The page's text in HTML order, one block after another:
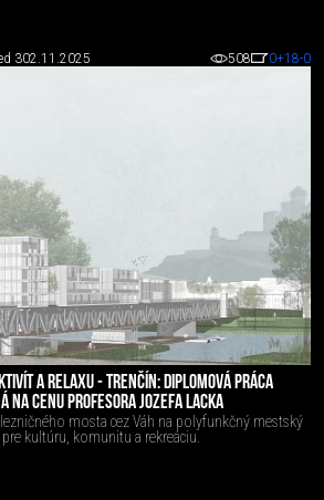
302.11.2025 508 0+18-0
A RELAXU - TRENČÍN: DIPLOMOVÁ PRÁCA
NA CENU PROFESORA JOZEFA LACKA
mosta cez Váh na polyfunkčný mestský
kultúru, komunitu a rekreáciu.